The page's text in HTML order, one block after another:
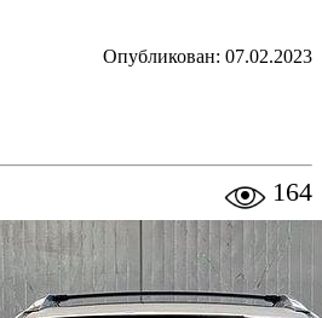
Опубликован: 07.02.2023
164